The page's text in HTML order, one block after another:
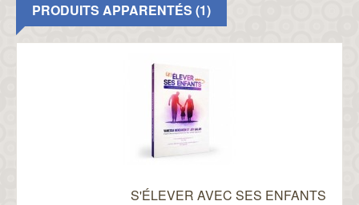
PRODUITS APPARENTÉS (1)
S'ÉLEVER AVEC SES ENFANTS